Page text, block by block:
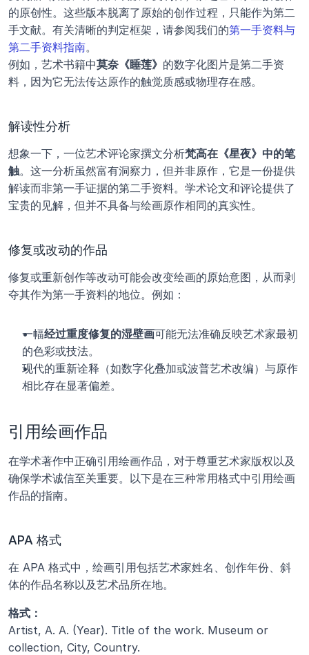
的原创性。这些版本脱离了原始的创作过程，只能作为第二
手文献。有关清晰的判定框架，请参阅我们的第一手资料与
第二手资料指南。
例如，艺术书籍中莫奈《睡莲》 的数字化图片是第二手资
料，因为它无法传达原作的触觉质感或物理存在感。
解读性分析
想象一下，一位艺术评论家撰文分析梵高在《星夜》中的笔
触。这一分析虽然富有洞察力，但并非原作，它是一份提供
解读而非第一手证据的第二手资料。学术论文和评论提供了
宝贵的见解，但并不具备与绘画原作相同的真实性。
修复或改动的作品
修复或重新创作等改动可能会改变绘画的原始意图，从而剥
夺其作为第一手资料的地位。例如：
一幅经过重度修复的湿壁画可能无法准确反映艺术家最初
的色彩或技法。
现代的重新诠释（如数字化叠加或波普艺术改编）与原作
相比存在显著偏差。
引用绘画作品
在学术著作中正确引用绘画作品，对于尊重艺术家版权以及
确保学术诚信至关重要。以下是在三种常用格式中引用绘画
作品的指南。
APA 格式
在 APA 格式中，绘画引用包括艺术家姓名、创作年份、斜
体的作品名称以及艺术品所在地。
格式：
Artist, A. A. (Year). Title of the work. Museum or
collection, City, Country.